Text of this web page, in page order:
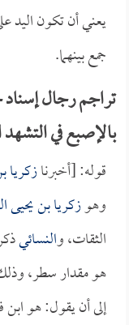
يعني أن تكون اليد
جمع بينهما.
تراجم رجال إسناد
بالإصبع في
قوله: [أخبرنازكريا
وهوزكريا بن
الثقات، والنسائي
هو مقدار سطر،
إلى أن يقول: هو